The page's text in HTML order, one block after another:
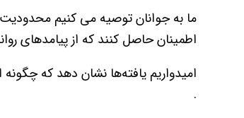
ما به جوانان توصیه می کنیم محدودیت
اطمینان حاصل کنند که از پیامدهای
امیدواریم یافته‌ها نشان دهد که
.